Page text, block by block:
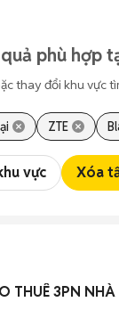
phù hợp
thay đổi khu vực
ZTE
vực Xóa
THUÊ 3PN